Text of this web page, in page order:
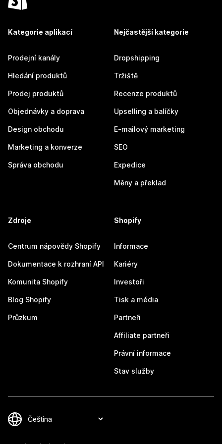
Kategorie aplikací
Prodejní kanály
Hledání produktů
Prodej produktů
Objednávky a doprava
Design obchodu
Marketing a konverze
Správa obchodu
Nejčastější kategorie
Dropshipping
Tržiště
Recenze produktů
Upselling a balíčky
E-mailový marketing
SEO
Expedice
Měny a překlad
Zdroje
Centrum nápovědy Shopify
Dokumentace k rozhraní API
Komunita Shopify
Blog Shopify
Průzkum
Shopify
Informace
Kariéry
Investoři
Tisk a média
Partneři
Affiliate partneři
Právní informace
Stav služby